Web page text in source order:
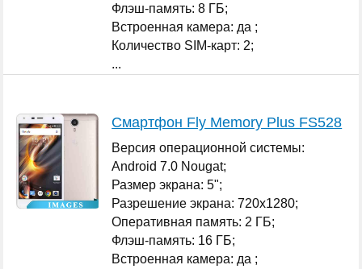
Флэш-память: 8 ГБ;
Встроенная камера: да ;
Количество SIM-карт: 2;
...
Смартфон Fly Memory Plus FS528
Версия операционной системы:
Android 7.0 Nougat;
Размер экрана: 5";
Разрешение экрана: 720x1280;
Оперативная память: 2 ГБ;
Флэш-память: 16 ГБ;
Встроенная камера: да ;